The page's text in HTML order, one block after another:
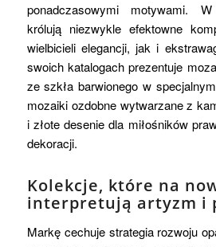
ponadczasowymi motywami.
królują niezwykle efektowne
wielbicieli elegancji, jak i
swoich katalogach prezentuje
ze szkła barwionego w
mozaiki ozdobne wytwarzane z
i złote desenie dla miłośników
dekoracji.
Kolekcje, które na
interpretują artyzm i
Markę cechuje strategia rozwoju